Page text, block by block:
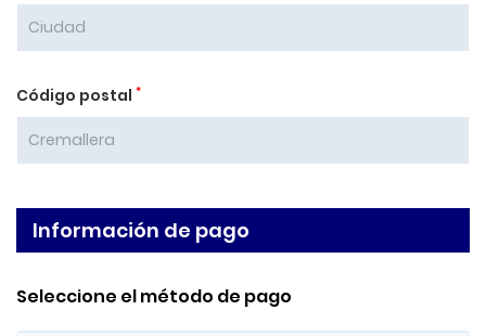
Código postal *
Información de pago
Seleccione el método de pago